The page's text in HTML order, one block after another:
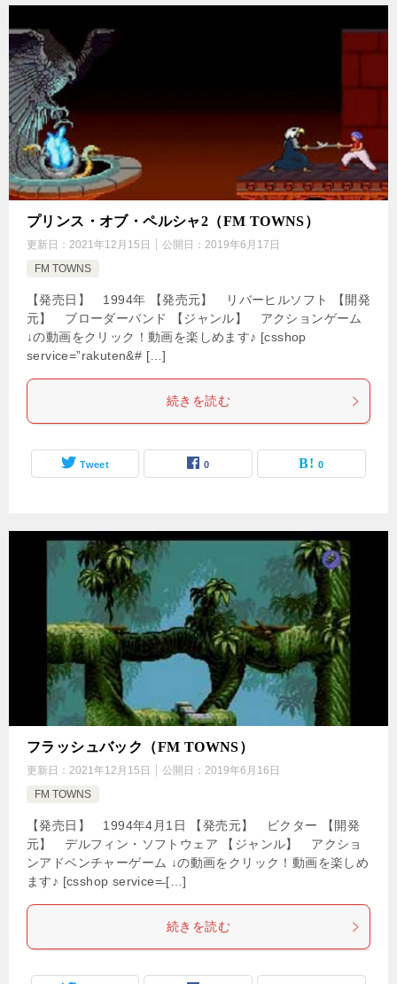
プリンス・オブ・ペルシャ2（FM TOWNS）
更新日： 2021年12月15日 公開日： 2019年6月17日
FM TOWNS
【発売日】 1994年 【発売元】 リバーヒルソフト 【開発
元】 ブローダーバンド 【ジャンル】 アクションゲーム
↓の動画をクリック！動画を楽しめます♪ [csshop
service=”rakuten&# […]
続きを読む
Tweet 0 0
フラッシュバック（FM TOWNS）
更新日： 2021年12月15日 公開日： 2019年6月16日
FM TOWNS
【発売日】 1994年4月1日 【発売元】 ビクター 【開発
元】 デルフィン・ソフトウェア 【ジャンル】 アクショ
ンアドベンチャーゲーム ↓の動画をクリック！動画を楽しめ
ます♪ [csshop service=̶ […]
続きを読む